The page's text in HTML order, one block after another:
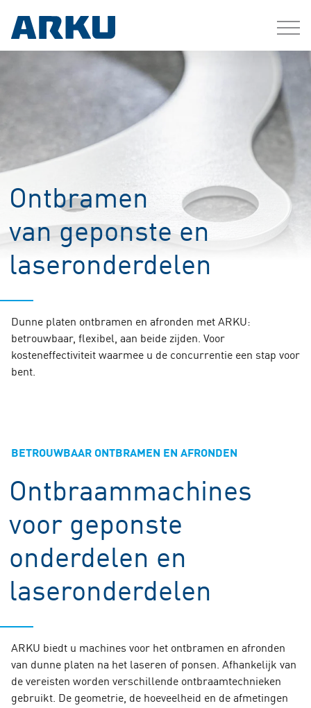
Ontbramen
van geponste en
laseronderdelen
Dunne platen ontbramen en afronden met ARKU:
betrouwbaar, flexibel, aan beide zijden. Voor
kosteneffectiviteit waarmee u de concurrentie een stap voor
bent.
BETROUWBAAR ONTBRAMEN EN AFRONDEN
Ontbraammachines
voor geponste
onderdelen en
laseronderdelen
ARKU biedt u machines voor het ontbramen en afronden
van dunne platen na het laseren of ponsen. Afhankelijk van
de vereisten worden verschillende ontbraamtechnieken
gebruikt. De geometrie, de hoeveelheid en de afmetingen